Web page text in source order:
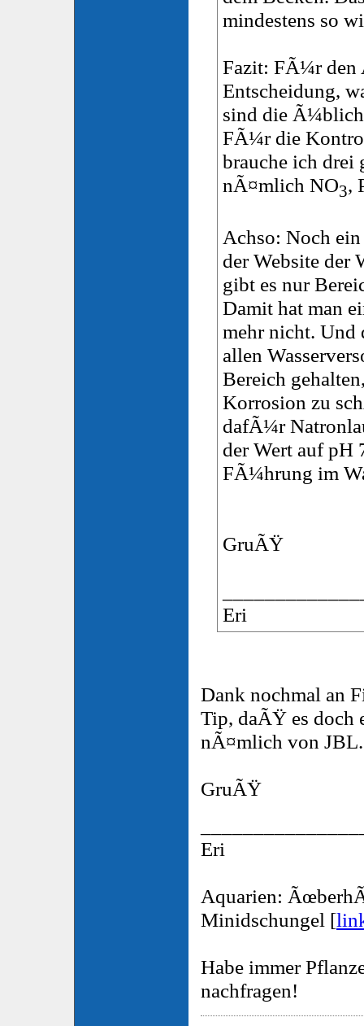
mindestens so
Fazit: FÃ¼r den
Entscheidung,
sind die
FÃ¼r die
brauche ich drei
nÃ¤mlich NO3,
Achso: Noch
der Website der
gibt es nur
Damit hat man
mehr nicht. Und
allen
Bereich
Korrosion zu
dafÃ¼r
der Wert auf pH
FÃ¼hrung im
GruÃŸ
Eri
Dank nochmal an
Tip, daÃŸ es doch
nÃ¤mlich von JBL.
GruÃŸ
Eri
Aquarien:
Minidschungel [
Habe immer
nachfragen!